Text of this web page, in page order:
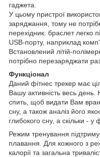
гаджета.
У цьому пристрої
заряджання, тому не
перехідник: браслет легко
USB-порту, наприклад
Встановлений літій-
потрібно перезаряджати
Функціонал
Даний фітнес трекер має
Вашу активність весь день.
спить, щоб видати Вам
сну, а також аналіз його
глибокого сну, а скільки - у
Режим тренування
плавання. Для кожного з
калорії та загальна